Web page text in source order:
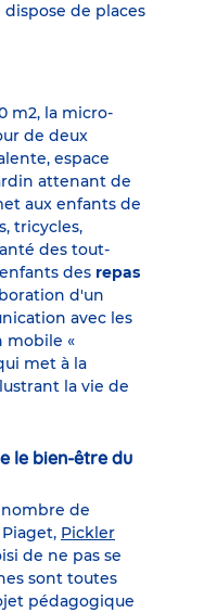
de places
m2, la micro-
de deux
espace
attenant de
aux enfants de
tricycles,
des tout-
des repas
d'un
avec les
mobile «
met à la
la vie de
le bien-être du
de
Pickler
de ne pas se
sont toutes
pédagogique